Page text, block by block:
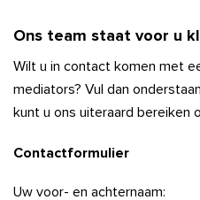
Ons team staat voor u
Wilt u in contact komen met
mediators? Vul dan
kunt u ons uiteraard bereiken
Contactformulier
Uw voor- en achternaam: